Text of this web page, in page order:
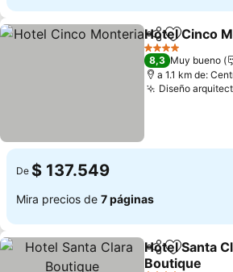
Compartir
Agregar
Hotel Cinco
4 Estrellas
8,3 Muy bueno
a 1.1 km de:
Diseño
De $ 137.549
Mira precios de 7 páginas
Compartir
Agregar
Hotel Santa
Boutique